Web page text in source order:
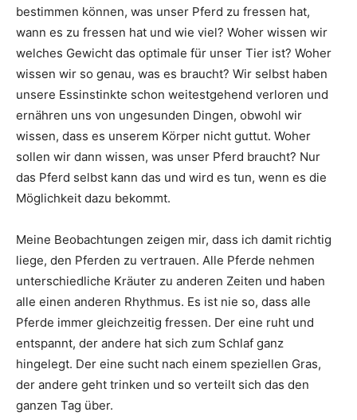
bestimmen können, was unser Pferd zu fressen hat,
wann es zu fressen hat und wie viel? Woher wissen wir
welches Gewicht das optimale für unser Tier ist? Woher
wissen wir so genau, was es braucht? Wir selbst haben
unsere Essinstinkte schon weitestgehend verloren und
ernähren uns von ungesunden Dingen, obwohl wir
wissen, dass es unserem Körper nicht guttut. Woher
sollen wir dann wissen, was unser Pferd braucht? Nur
das Pferd selbst kann das und wird es tun, wenn es die
Möglichkeit dazu bekommt.
Meine Beobachtungen zeigen mir, dass ich damit richtig
liege, den Pferden zu vertrauen. Alle Pferde nehmen
unterschiedliche Kräuter zu anderen Zeiten und haben
alle einen anderen Rhythmus. Es ist nie so, dass alle
Pferde immer gleichzeitig fressen. Der eine ruht und
entspannt, der andere hat sich zum Schlaf ganz
hingelegt. Der eine sucht nach einem speziellen Gras,
der andere geht trinken und so verteilt sich das den
ganzen Tag über.